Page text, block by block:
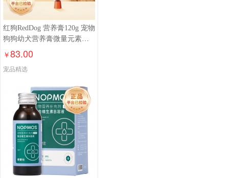
红狗RedDog 营养膏120g 宠物
狗狗幼犬营养膏微量元素维
生素鱼油怀孕金毛泰迪
￥83.00
宠品精选